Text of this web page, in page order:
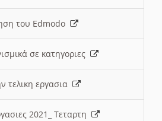
του Edmodo
σε κατηγοριες
τελικη εργασια
2021_ Τεταρτη